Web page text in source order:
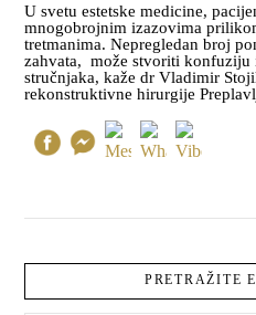
U svetu estetske medicine,
mnogobrojnim izazovima
tretmanima. Nepregledan broj
zahvata, može stvoriti konfuziju
stručnjaka, kaže dr Vladimir
rekonstruktivne hirurgije
PRETRAŽITE